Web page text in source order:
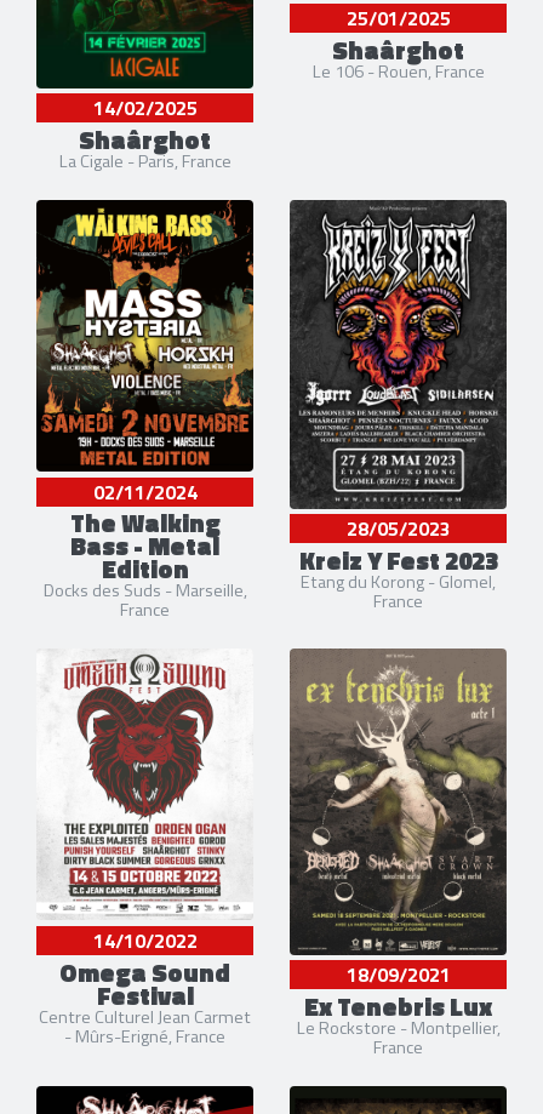
14/02/2025
Shaârghot
La Cigale - Paris, France
25/01/2025
Shaârghot
Le 106 - Rouen, France
02/11/2024
The Walking
Bass - Metal
Edition
Docks des Suds - Marseille,
France
28/05/2023
Kreiz Y Fest 2023
Etang du Korong - Glomel,
France
14/10/2022
Omega Sound
Festival
Centre Culturel Jean Carmet
- Mûrs-Erigné, France
18/09/2021
Ex Tenebris Lux
Le Rockstore - Montpellier,
France